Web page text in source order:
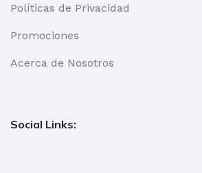
Políticas de Privacidad
Promociones
Acerca de Nosotros
Social Links: